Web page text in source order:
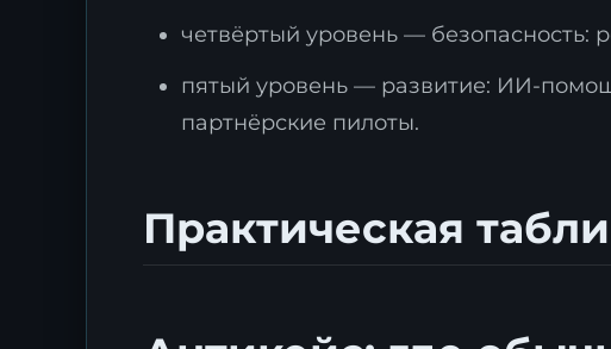
четвёртый уровень — безопасность:
пятый уровень — развитие: ИИ-
партнёрские пилоты.
Практическая